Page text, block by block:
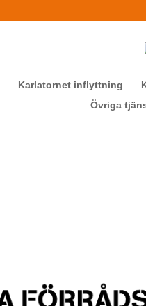
Karlatornet inflyttning
Övriga